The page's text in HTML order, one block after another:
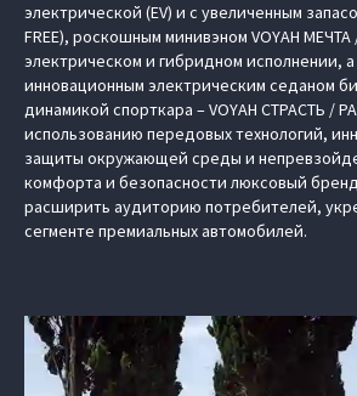
электрической (EV) и с увеличенным
FREE), роскошным минивэном VOYAH МЕЧТА
электрическом и гибридном исполнении,
инновационным электрическим седаном
динамикой спорткара – VOYAH СТРАСТЬ /
использованию передовых технологий,
защиты окружающей среды и
комфорта и безопасности люксовый бренд
расширить аудиторию потребителей,
сегменте премиальных автомобилей.